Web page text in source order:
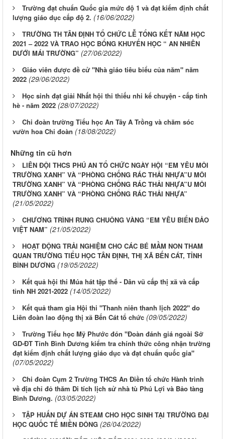
Trường đạt chuẩn Quốc gia mức độ 1 và đạt kiểm định chất
lượng giáo dục cấp độ 2. (16/06/2022)
TRƯỜNG TH TÂN ĐỊNH TỔ CHỨC LỄ TỔNG KẾT NĂM HỌC
2021 – 2022 VÀ TRAO HỌC BỔNG KHUYẾN HỌC “ AN NHIÊN
DƯỚI MÁI TRƯỜNG” (27/06/2022)
Giáo viên được đề cử "Nhà giáo tiêu biểu của năm" năm
2022 (29/06/2022)
Học sinh đạt giải Nhất hội thi thiếu nhi kể chuyện - cấp tỉnh
hè - năm 2022 (28/07/2022)
Chi đoàn trường Tiểu học An Tây A Trồng và chăm sóc
vườn hoa Chi đoàn (18/08/2022)
Những tin cũ hơn
LIÊN ĐỘI THCS PHÚ AN TỔ CHỨC NGÀY HỘI “EM YÊU MÔI
TRƯỜNG XANH” VÀ “PHÒNG CHỐNG RÁC THẢI NHỰA”U MÔI
TRƯỜNG XANH” VÀ “PHÒNG CHỐNG RÁC THẢI NHỰA”U MÔI
TRƯỜNG XANH” VÀ “PHÒNG CHỐNG RÁC THẢI NHỰA”
(21/05/2022)
CHƯƠNG TRÌNH RUNG CHUÔNG VÀNG “EM YÊU BIỂN ĐẢO
VIỆT NAM” (21/05/2022)
HOẠT ĐỘNG TRẢI NGHIỆM CHO CÁC BÉ MẦM NON THAM
QUAN TRƯỜNG TIỂU HỌC TÂN ĐỊNH, THỊ XÃ BẾN CÁT, TỈNH
BÌNH DƯƠNG (19/05/2022)
Kết quả hội thi Múa hát tập thể - Dân vũ cấp thị xã và cấp
tỉnh NH 2021-2022 (14/05/2022)
Kết quả tham gia Hội thi "Thanh niên thanh lịch 2022" do
Liên đoàn lao động thị xã Bến Cát tổ chức (09/05/2022)
Trường Tiểu học Mỹ Phước đón "Đoàn đánh giá ngoài Sở
GD-ĐT Tỉnh Bình Dương kiểm tra chính thức công nhận trường
đạt kiểm định chất lượng giáo dục và đạt chuẩn quốc gia"
(07/05/2022)
Chi đoàn Cụm 2 Trường THCS An Điền tổ chức Hành trình
về địa chỉ đỏ thăm Di tích lịch sử nhà tù Phú Lợi và Bảo tàng
Bình Dương. (03/05/2022)
TẬP HUẤN DỰ ÁN STEAM CHO HỌC SINH TẠI TRƯỜNG ĐẠI
HỌC QUỐC TẾ MIỀN ĐÔNG (26/04/2022)